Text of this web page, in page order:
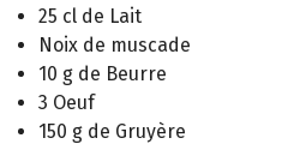
25 cl de Lait
Noix de muscade
10 g de Beurre
3 Oeuf
150 g de Gruyère